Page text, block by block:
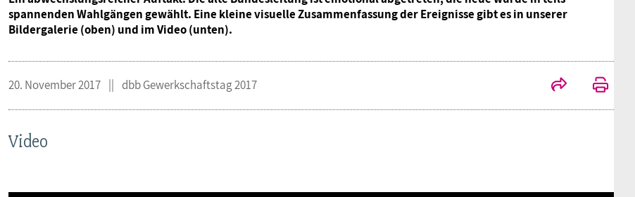
spannenden Wahlgängen gewählt. Eine kleine visuelle Zusammenfassung der Ereignisse gibt es in unserer
Bildergalerie (oben) und im Video (unten).
20. November 2017 dbb Gewerkschaftstag 2017
Video